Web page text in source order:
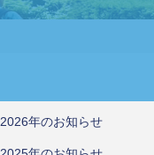
2026年のお知らせ